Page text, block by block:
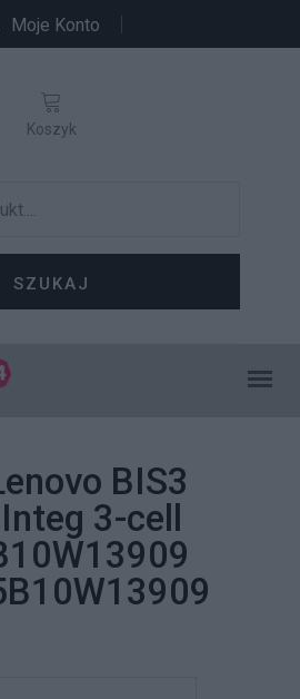
Moje Konto
SZUKAJ
Koszyk
BIS3
3-cell